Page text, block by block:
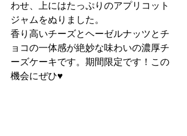
わせ、上にはたっぷりのアプリコット
ジャムをぬりました。
香り高いチーズとヘーゼルナッツとチ
ョコの一体感が絶妙な味わいの濃厚チ
ーズケーキです。期間限定です！この
機会にぜひ♥